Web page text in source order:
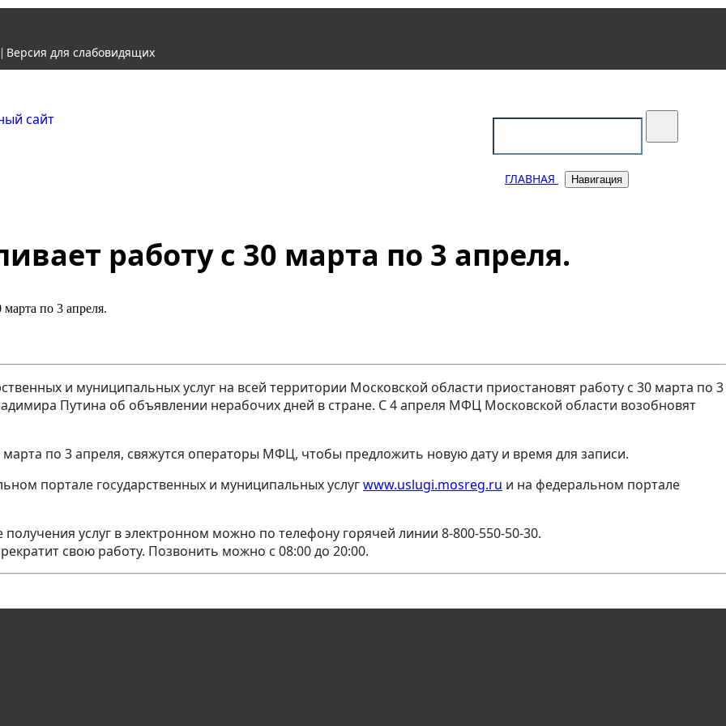
| Версия для слабовидящих
ГЛАВНАЯ Навигация
работу с 30 марта по 3 апреля.
по 3 апреля.
и муниципальных услуг на всей территории Московской области приостановят работу с 30 марта по 3
Путина об объявлении нерабочих дней в стране. С 4 апреля МФЦ Московской области возобновят
марта по 3 апреля, свяжутся операторы МФЦ, чтобы предложить новую дату и время для записи.
портале государственных и муниципальных услугwww.uslugi.mosreg.ru и на федеральном портале
услуг в электронном можно по телефону горячей линии 8-800-550-50-30.
свою работу. Позвонить можно с 08:00 до 20:00.